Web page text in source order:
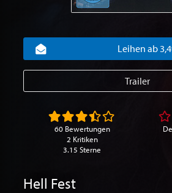
Hell Fest
Leihen ab
Trailer
60 Bewertungen
2 Kritiken
3.15 Sterne